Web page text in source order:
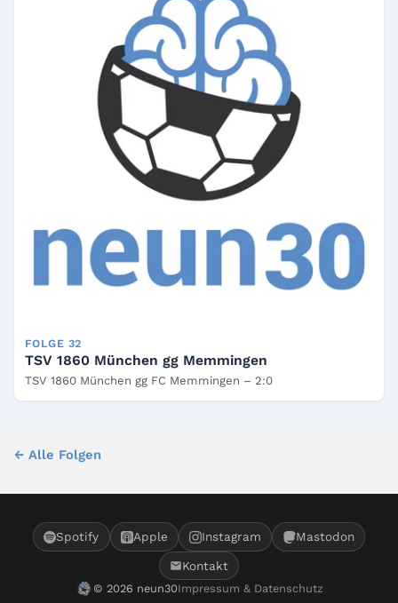
FOLGE 32
TSV 1860 München gg Memmingen
TSV 1860 München gg FC Memmingen – 2:0
← Alle Folgen
Spotify Apple Instagram Mastodon
Kontakt
© 2026 neun30Impressum & Datenschutz